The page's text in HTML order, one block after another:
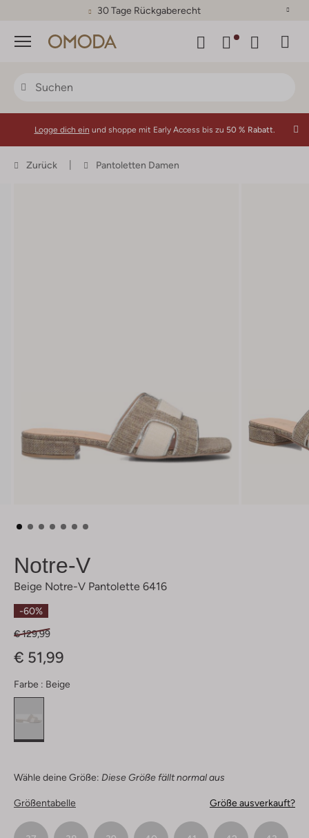
30 Tage Rückgaberecht
Menü
Logge dich ein und shoppe mit Early Access bis zu 50 % Rabatt.
Zurück Pantoletten Damen
Notre-V
Beige Notre-V Pantolette 6416
-60%
€ 129,99
€ 51,99
Farbe : Beige
Wähle deine Größe: Diese Größe fällt normal aus
Größentabelle Größe ausverkauft?